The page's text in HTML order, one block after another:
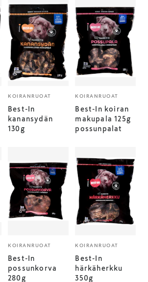
KOIRANRUOAT
Best-In
kanansydän
130g
KOIRANRUOAT
Best-In koiran
makupala 125g
possunpalat
KOIRANRUOAT
Best-In
possunkorva
280g
KOIRANRUOAT
Best-In
härkäherkku
350g